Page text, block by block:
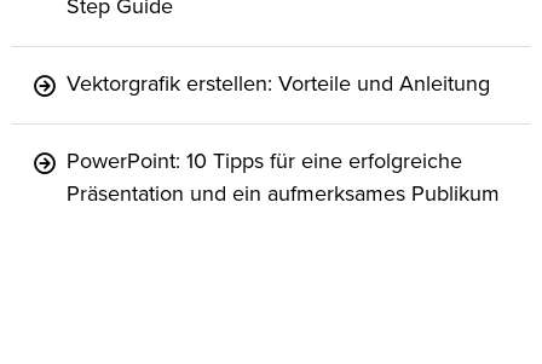
Step Guide
Vektorgrafik erstellen: Vorteile und Anleitung
PowerPoint: 10 Tipps für eine erfolgreiche
Präsentation und ein aufmerksames Publikum